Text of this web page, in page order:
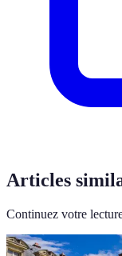
Articles
Continuez votre